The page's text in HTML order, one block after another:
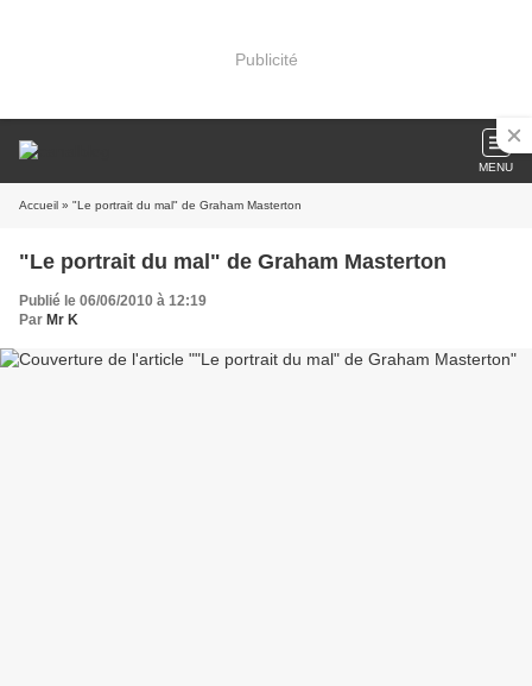
Publicité
MENU
Accueil » "Le portrait du mal" de Graham Masterton
"Le portrait du mal" de Graham Masterton
Publié le 06/06/2010 à 12:19
Par Mr K